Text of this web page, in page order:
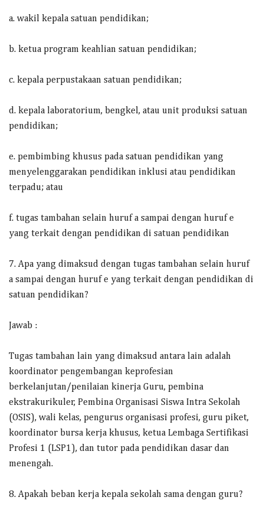
a. wakil kepala satuan pendidikan;
b. ketua program keahlian satuan pendidikan;
c. kepala perpustakaan satuan pendidikan;
d. kepala laboratorium, bengkel, atau unit produksi satuan
pendidikan;
e. pembimbing khusus pada satuan pendidikan yang
menyelenggarakan pendidikan inklusi atau pendidikan
terpadu; atau
f. tugas tambahan selain huruf a sampai dengan huruf e
yang terkait dengan pendidikan di satuan pendidikan
7. Apa yang dimaksud dengan tugas tambahan selain huruf
a sampai dengan huruf e yang terkait dengan pendidikan di
satuan pendidikan?
Jawab :
Tugas tambahan lain yang dimaksud antara lain adalah
koordinator pengembangan keprofesian
berkelanjutan/penilaian kinerja Guru, pembina
ekstrakurikuler, Pembina Organisasi Siswa Intra Sekolah
(OSIS), wali kelas, pengurus organisasi profesi, guru piket,
koordinator bursa kerja khusus, ketua Lembaga Sertifikasi
Profesi 1 (LSP1), dan tutor pada pendidikan dasar dan
menengah.
8. Apakah beban kerja kepala sekolah sama dengan guru?